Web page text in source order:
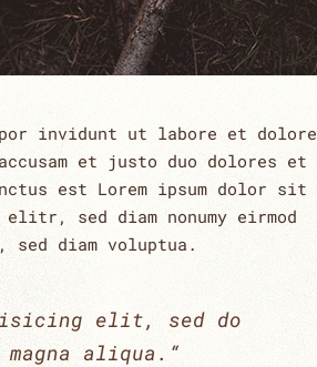
invidunt ut labore et dolore
et justo duo dolores et
est Lorem ipsum dolor sit
sed diam nonumy eirmod
sed diam voluptua.
elit, sed do
aliqua.“